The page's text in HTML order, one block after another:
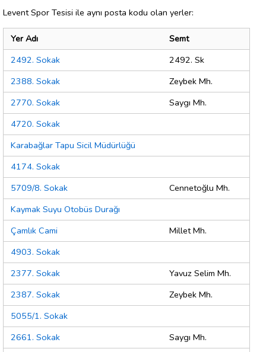
Levent Spor Tesisi ile aynı posta kodu olan yerler:
Yer Adı
Semt
2492. Sokak
2492. Sk
2388. Sokak
Zeybek Mh.
2770. Sokak
Saygı Mh.
4720. Sokak
Karabağlar Tapu Sicil Müdürlüğü
4174. Sokak
5709/8. Sokak
Cennetoğlu Mh.
Kaymak Suyu Otobüs Durağı
Çamlık Cami
Millet Mh.
4903. Sokak
2377. Sokak
Yavuz Selim Mh.
2387. Sokak
Zeybek Mh.
5055/1. Sokak
2661. Sokak
Saygı Mh.